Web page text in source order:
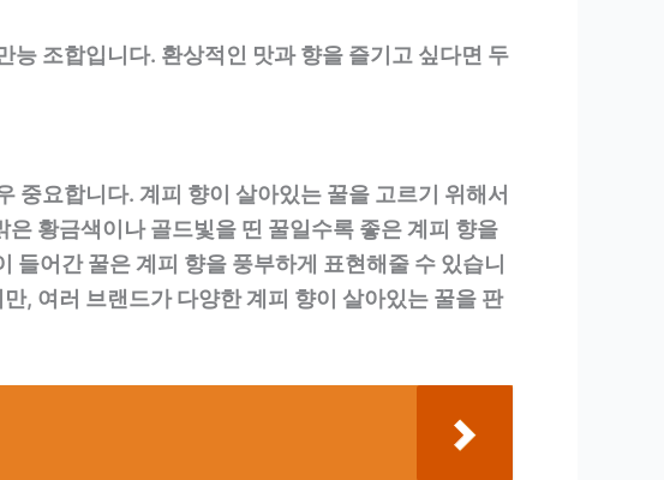
능 조합입니다. 환상적인 맛과 향을 즐기고 싶다면 두
중요합니다. 계피 향이 살아있는 꿀을 고르기 위해서
황금색이나 골드빛을 띤 꿀일수록 좋은 계피 향을
어간 꿀은 계피 향을 풍부하게 표현해줄 수 있습니
, 여러 브랜드가 다양한 계피 향이 살아있는 꿀을 판